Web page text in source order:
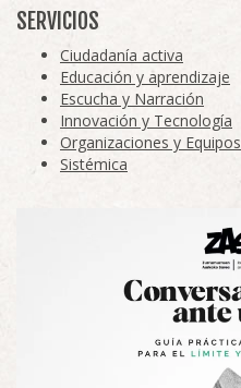
SERVICIOS
Ciudadanía activa
Educación y aprendizaje
Escucha y Narración
Innovación y Tecnología
Organizaciones y Equipos
Sistémica